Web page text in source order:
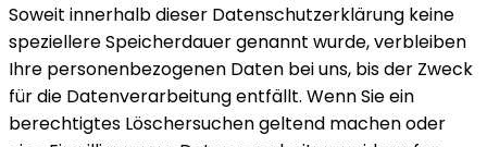
Soweit innerhalb dieser Datenschutzerklärung keine
speziellere Speicherdauer genannt wurde, verbleiben
Ihre personenbezogenen Daten bei uns, bis der Zweck
für die Datenverarbeitung entfällt. Wenn Sie ein
berechtigtes Löschersuchen geltend machen oder